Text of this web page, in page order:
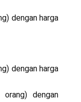
dengan harga
dengan harga
dengan